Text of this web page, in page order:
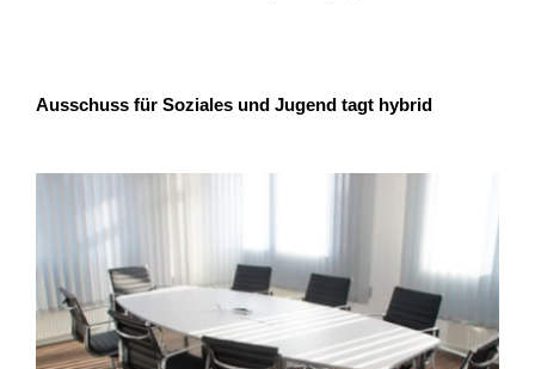
Ausschuss für Soziales und Jugend tagt hybrid